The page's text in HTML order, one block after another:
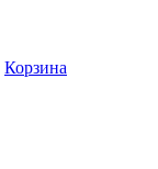
Корзина